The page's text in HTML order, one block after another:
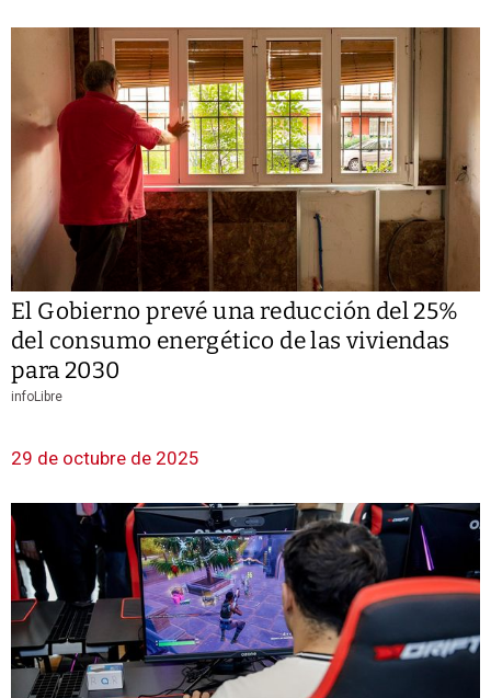
El Gobierno prevé una reducción del 25%
del consumo energético de las viviendas
para 2030
infoLibre
29 de octubre de 2025